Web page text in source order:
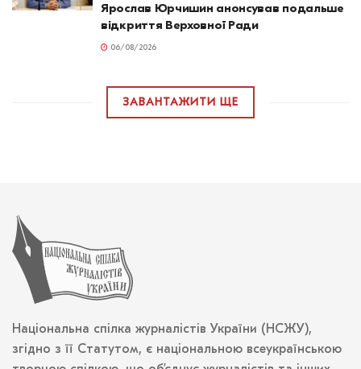
Ярослав Юрчишин анонсував подальше
відкриття Верховної Ради
06/08/2026
ЗАВАНТАЖИТИ ЩЕ
Національна спілка журналістів України (НСЖУ),
згідно з її Статутом, є національною всеукраїнською